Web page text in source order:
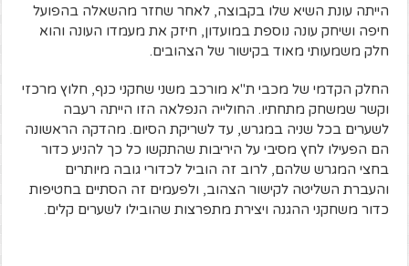
הייתה עונת השיא שלו בקבוצה, לאחר שחזר מהשאלה בהפועל
חיפה ושיחק עונה נוספת במועדון, חיזק את מעמדו העונה והוא
חלק משמעותי מאוד בקישור של הצהובים.
החלק הקדמי של מכבי ת"א מורכב משני שחקני כנף, חלוץ מרכזי
וקשר שמשחק מתחתיו. החולייה הנפלאה הזו הייתה רעבה
לשערים בכל שניה במגרש, עד לשריקת הסיום. מהדקה הראשונה
הם הפעילו לחץ מסיבי על היריבות שהתקשו כל כך להניע כדור
בחצי המגרש שלהם, לרוב זה הוביל לכדורי גובה מיותרים
והעברת השליטה לקישור הצהוב, ולפעמים זה הסתיים בחטיפות
כדור משחקני ההגנה ויצירת מתפרצות שהובילו לשערים קלים.